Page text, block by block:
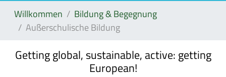
Willkommen
Bildung & Begegnung
Außerschulische Bildung
Getting global, sustainable, active: getting
European!